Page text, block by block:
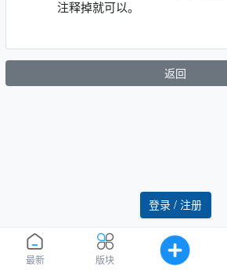
最新 版块
登录 / 注册
注释掉就可以。
返回